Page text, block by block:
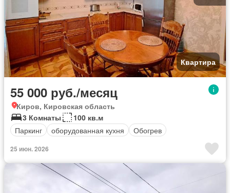
Квартира
55 000 руб./месяц
Киров, Кировская область
3 Комнаты
100 кв.м
Паркинг
оборудованная кухня Обогрев
25 июн. 2026